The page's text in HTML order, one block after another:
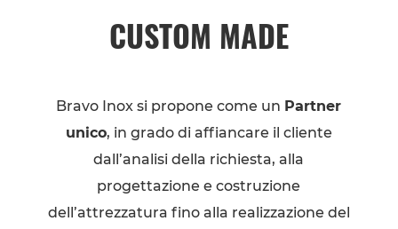
CUSTOM MADE
Bravo Inox si propone come un Partner
unico, in grado di affiancare il cliente
dall’analisi della richiesta, alla
progettazione e costruzione
dell’attrezzatura fino alla realizzazione del